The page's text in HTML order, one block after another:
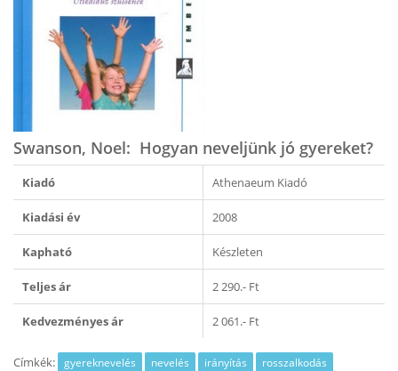
Swanson, Noel: Hogyan neveljünk jó gyereket?
Kiadó Athenaeum Kiadó
Kiadási év 2008
Kapható Készleten
Teljes ár 2 290.- Ft
Kedvezményes ár 2 061.- Ft
Címkék: gyereknevelés nevelés irányítás rosszalkodás